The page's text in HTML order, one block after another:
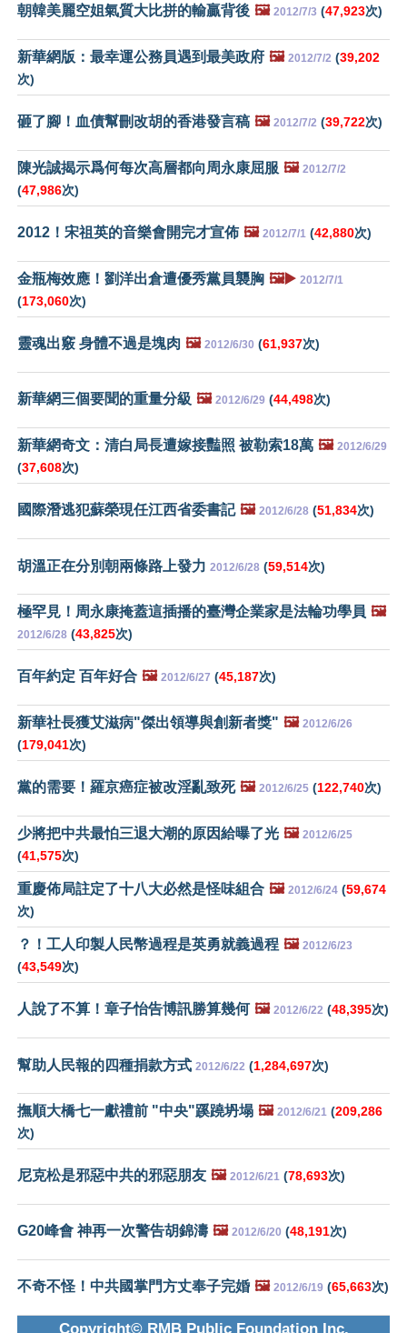
朝韓美麗空姐氣質大比拼的輸贏背後 🖼️ 2012/7/3 (47,923次)
新華網版：最幸運公務員遇到最美政府 🖼️ 2012/7/2 (39,202
次)
砸了腳！血債幫刪改胡的香港發言稿 🖼️ 2012/7/2 (39,722次)
陳光誠揭示爲何每次高層都向周永康屈服 🖼️ 2012/7/2
(47,986次)
2012！宋祖英的音樂會開完才宣佈 🖼️ 2012/7/1 (42,880次)
金瓶梅效應！劉洋出倉遭優秀黨員襲胸 🖼️▶️ 2012/7/1
(173,060次)
靈魂出竅 身體不過是塊肉 🖼️ 2012/6/30 (61,937次)
新華網三個要聞的重量分級 🖼️ 2012/6/29 (44,498次)
新華網奇文：清白局長遭嫁接豔照 被勒索18萬 🖼️ 2012/6/29
(37,608次)
國際潛逃犯蘇榮現任江西省委書記 🖼️ 2012/6/28 (51,834次)
胡溫正在分別朝兩條路上發力 2012/6/28 (59,514次)
極罕見！周永康掩蓋這插播的臺灣企業家是法輪功學員 🖼️
2012/6/28 (43,825次)
百年約定 百年好合 🖼️ 2012/6/27 (45,187次)
新華社長獲艾滋病"傑出領導與創新者獎" 🖼️ 2012/6/26
(179,041次)
黨的需要！羅京癌症被改淫亂致死 🖼️ 2012/6/25 (122,740次)
少將把中共最怕三退大潮的原因給曝了光 🖼️ 2012/6/25
(41,575次)
重慶佈局註定了十八大必然是怪味組合 🖼️ 2012/6/24 (59,674
次)
？！工人印製人民幣過程是英勇就義過程 🖼️ 2012/6/23
(43,549次)
人說了不算！章子怡告博訊勝算幾何 🖼️ 2012/6/22 (48,395次)
幫助人民報的四種捐款方式 2012/6/22 (1,284,697次)
撫順大橋七一獻禮前 "中央"蹊蹺坍塌 🖼️ 2012/6/21 (209,286
次)
尼克松是邪惡中共的邪惡朋友 🖼️ 2012/6/21 (78,693次)
G20峰會 神再一次警告胡錦濤 🖼️ 2012/6/20 (48,191次)
不奇不怪！中共國掌門方丈奉子完婚 🖼️ 2012/6/19 (65,663次)
Copyright© RMB Public Foundation Inc.